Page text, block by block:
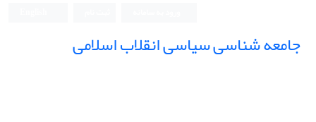
جامعه شناسی سیاسی انقلاب اسلامی